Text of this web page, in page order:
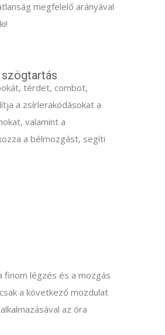
megfelelő arányával
térdet, combot,
a zsírlerakódásokat a
valamint a
a bélmozgást, segíti
finom légzés és a mozgás
a következő mozdulat
az óra